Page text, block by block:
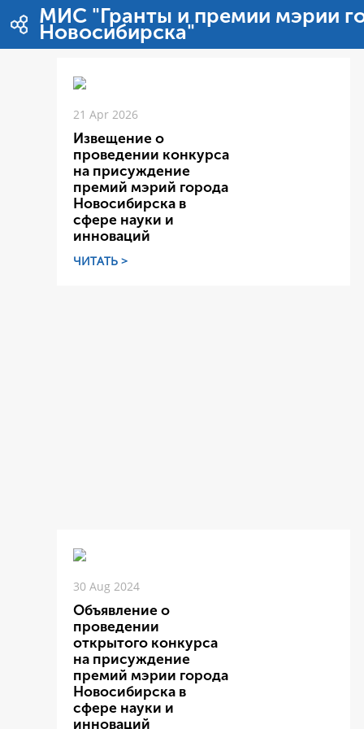
Zum Inhalt wechseln
МИС "Гранты и премии мэрии
Новосибирска"
21 Apr 2026
Извещение о
проведении конкурса
на присуждение
премий мэрий города
Новосибирска в
сфере науки и
инноваций
ЧИТАТЬ >
30 Aug 2024
Объявление о
проведении
открытого конкурса
на присуждение
премий мэрии города
Новосибирска в
сфере науки и
инноваций